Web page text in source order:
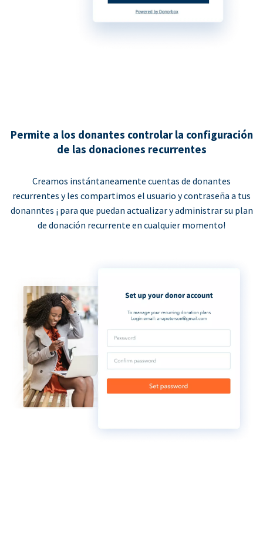
Permite a los donantes controlar la configuración
de las donaciones recurrentes
Creamos instántaneamente cuentas de donantes
recurrentes y les compartimos el usuario y contraseña a tus
donanntes ¡ para que puedan actualizar y administrar su plan
de donación recurrente en cualquier momento!